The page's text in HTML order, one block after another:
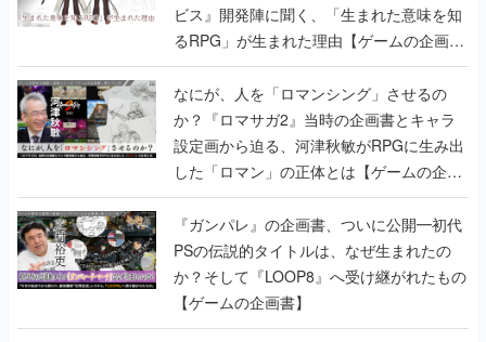
ビス』開発陣に聞く、「生まれた意味を知
るRPG」が生まれた理由【ゲームの企画
書】
なにが、人を「ロマンシング」させるの
か？『ロマサガ2』当時の企画書とキャラ
設定画から迫る、河津秋敏がRPGに生み出
した「ロマン」の正体とは【ゲームの企画
書】
『ガンパレ』の企画書、ついに公開━初代
PSの伝説的タイトルは、なぜ生まれたの
か？そして『LOOP8』へ受け継がれたもの
【ゲームの企画書】